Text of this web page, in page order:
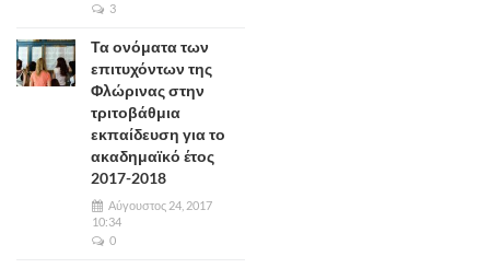
3
Τα ονόματα των
επιτυχόντων της
Φλώρινας στην
τριτοβάθμια
εκπαίδευση για το
ακαδημαϊκό έτος
2017-2018
Αύγουστος 24, 2017
10:34
0